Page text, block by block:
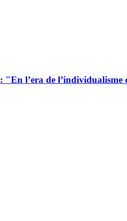
"En l’era de l’individualisme